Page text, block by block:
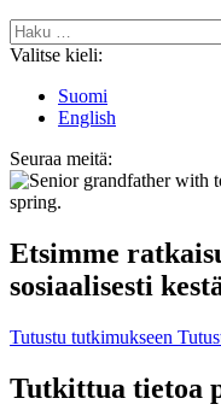
Haku:
Valitse kieli:
Suomi
English
Seuraa meitä:
Bluesky
SustAgeable
Etsimme
sosiaalisesti
Tutustu tutkimukseen
Tutkittua tietoa